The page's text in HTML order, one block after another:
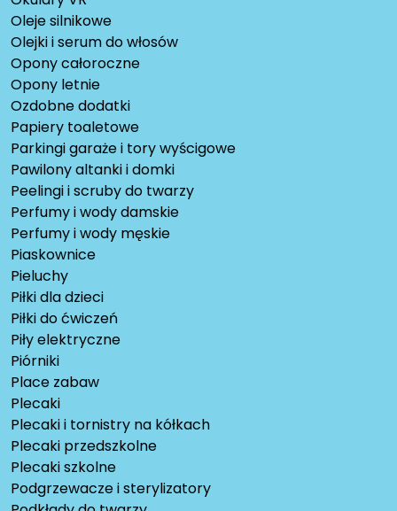
Oleje silnikowe
Olejki i serum do włosów
Opony całoroczne
Opony letnie
Ozdobne dodatki
Papiery toaletowe
Parkingi garaże i tory wyścigowe
Pawilony altanki i domki
Peelingi i scruby do twarzy
Perfumy i wody damskie
Perfumy i wody męskie
Piaskownice
Pieluchy
Piłki dla dzieci
Piłki do ćwiczeń
Piły elektryczne
Piórniki
Place zabaw
Plecaki
Plecaki i tornistry na kółkach
Plecaki przedszkolne
Plecaki szkolne
Podgrzewacze i sterylizatory